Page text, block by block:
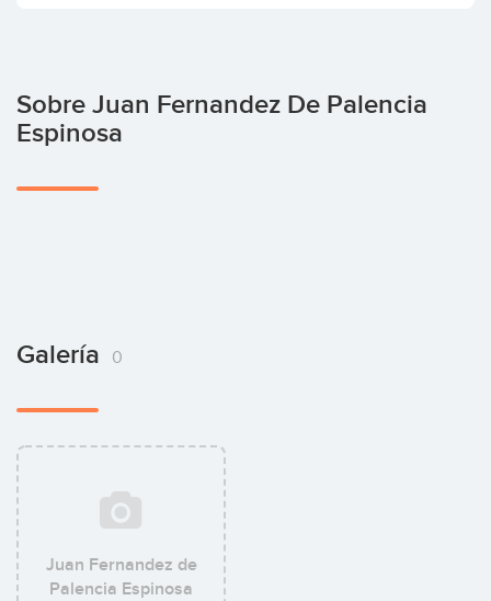
Sobre Juan Fernandez De Palencia
Espinosa
Galería 0
Juan Fernandez de
Palencia Espinosa